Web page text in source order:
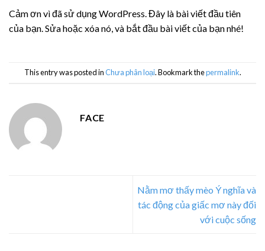
Cảm ơn vì đã sử dụng WordPress. Đây là bài viết đầu tiên
của bạn. Sửa hoặc xóa nó, và bắt đầu bài viết của bạn nhé!
This entry was posted inChưa phân loại. Bookmark thepermalink.
FACE
Nằm mơ thấy mèo Ý nghĩa và
tác động của giấc mơ này đối
với cuộc sống